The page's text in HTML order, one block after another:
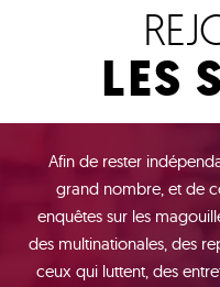
LES
Afin de rester
grand nombre, et de
enquêtes sur les
des multinationales, des
ceux qui luttent, des